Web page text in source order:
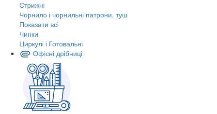
Стрижні
Чорнило і чорнильні патрони, туш
Показати всі
Чинки
Циркулі і Готовальні
Офісні дрібниці